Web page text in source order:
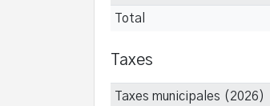
Total
Taxes
Taxes municipales (2026)